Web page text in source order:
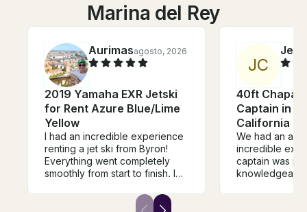
Marina del Rey
Aurimasagosto, 2026
2019 Yamaha EXR Jetski
for Rent Azure Blue/Lime
Yellow
​I had an incredible experience
renting a jet ski from Byron!
Everything went completely
smoothly from start to finish. I
Marina Del Rey up to Malibu
JC
40ft
Captain in
California
We had an
incredible
captain was